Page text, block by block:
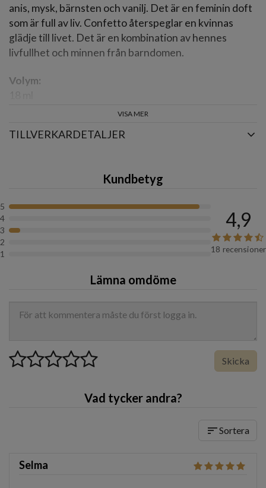
anis, mysk, bärnsten och vanilj. Det är en feminin doft
som är full av liv. Confetto återspeglar en kvinnas
glädje till livet. Det är en kombination av hennes
livfullhet och minnen från barndomen.
Volym:
Profumum Roma Confetto sample
VISA MER
TILLVERKARDETALJER
Kundbetyg
5
4
3
2
1
4,9
18 recensioner
Lämna omdöme
Skicka
Vad tycker andra?
sortSortera
Selma